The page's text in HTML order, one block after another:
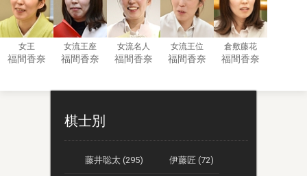
女王
福間香奈
女流王座
福間香奈
女流名人
福間香奈
女流王位
福間香奈
倉敷藤花
福間香奈
棋士別
藤井聡太 (295) 伊藤匠 (72)